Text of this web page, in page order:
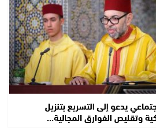
يدعو إلى التسريع بتنزيل
وتقليص الفوارق المجالية…